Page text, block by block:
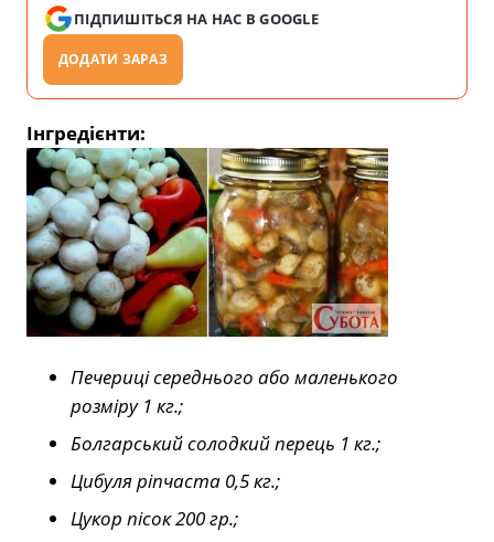
ПІДПИШІТЬСЯ НА НАС В GOOGLE
ДОДАТИ ЗАРАЗ
Інгредієнти:
Печериці середнього або маленького
розміру 1 кг.;
Болгарський солодкий перець 1 кг.;
Цибуля ріпчаста 0,5 кг.;
Цукор пісок 200 гр.;